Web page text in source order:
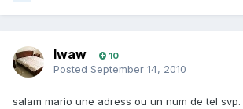
lwaw 10
Posted September 14, 2010
salam mario une adress ou un num de tel svp.